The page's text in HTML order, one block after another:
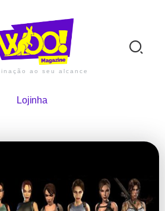
ao seu alcance
Lojinha